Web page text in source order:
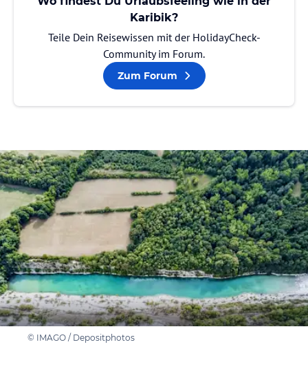
Karibik?
Teile Dein Reisewissen mit der HolidayCheck-
Community im Forum.
Zum Forum
© IMAGO / Depositphotos